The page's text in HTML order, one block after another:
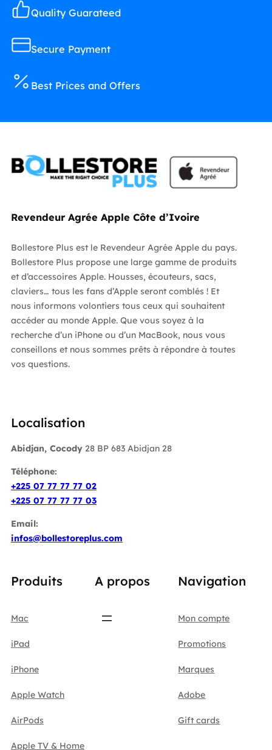
Quality Guarateed
Secure Payment
Best Prices and Offers
Revendeur Agrée Apple Côte d’Ivoire
Bollestore Plus est le Revendeur Agrée Apple du pays.
Bollestore Plus propose une large gamme de produits
et d’accessoires Apple. Housses, écouteurs, sacs,
claviers… tous les fans d’Apple seront comblés ! Et
nous informons volontiers tous ceux qui souhaitent
accéder au monde Apple. Que vous soyez à la
recherche d’un iPhone ou d’un MacBook, nous vous
conseillons et nous sommes prêts à répondre à toutes
vos questions.
Localisation
Abidjan, Cocody28 BP 683 Abidjan 28
Téléphone:
+225 07 77 77 77 02
+225 07 77 77 77 03
Email:
infos@bollestoreplus.com
Produits
Mac
iPad
iPhone
Apple Watch
AirPods
Apple TV & Home
A propos Navigation
Mon compte
Promotions
Marques
Adobe
Gift cards